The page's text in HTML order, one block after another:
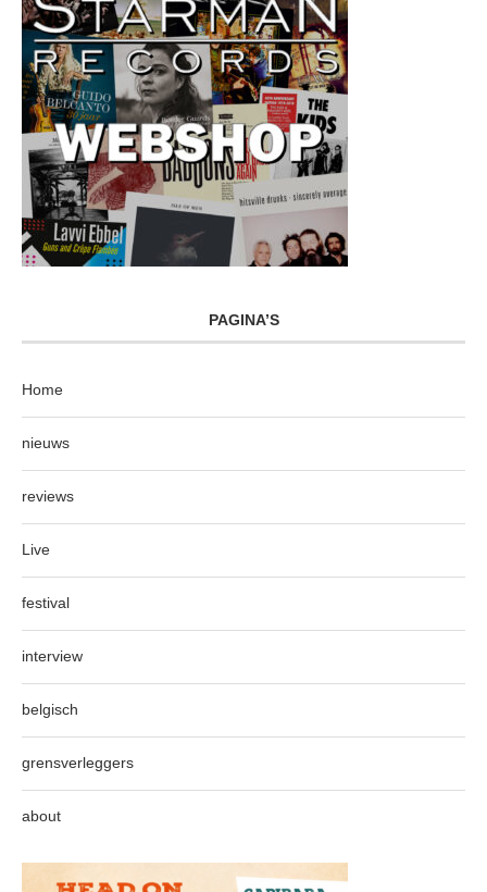
PAGINA’S
Home
nieuws
reviews
Live
festival
interview
belgisch
grensverleggers
about